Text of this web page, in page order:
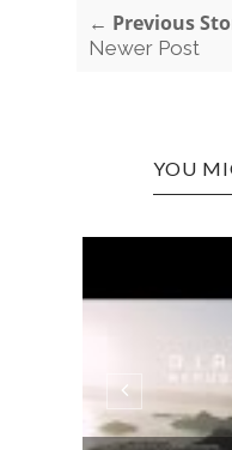
← Previous
Newer Post
YOU